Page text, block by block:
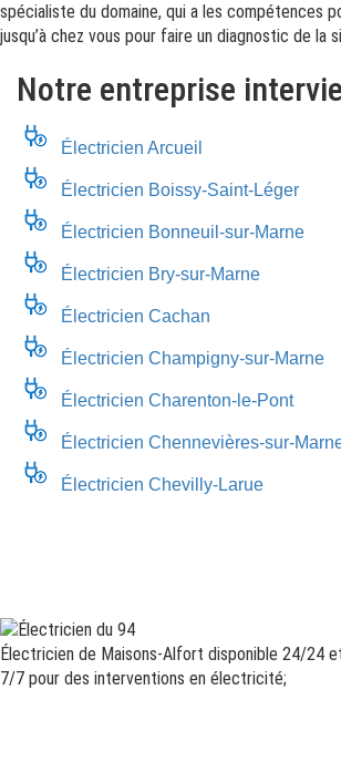
spécialiste du domaine, qui a les compétences
jusqu’à chez vous pour faire un diagnostic de
Notre entreprise
Électricien Arcueil
Électricien Boissy-Saint-Léger
Électricien Bonneuil-sur-Marne
Électricien Bry-sur-Marne
Électricien Cachan
Électricien Champigny-sur-Marne
Électricien Charenton-le-Pont
Électricien Chennevières-sur-
Électricien Chevilly-Larue
Électricien de Maisons-Alfort disponible 24/24
7/7 pour des interventions en électricité;